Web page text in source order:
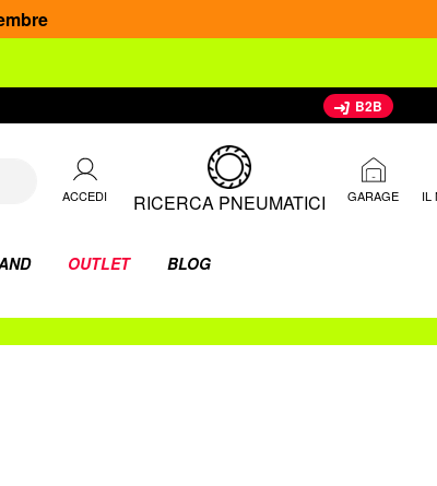
B2B
ACCEDI RICERCA PNEUMATICI GARAGE IL
OUTLET BLOG